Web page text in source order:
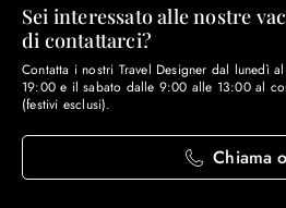
Sei interessato alle nostre
di contattarci?
Contatta i nostri Travel Designer dal lunedì
19:00 e il sabato dalle 9:00 alle 13:00 al
(festivi esclusi).
Chiama